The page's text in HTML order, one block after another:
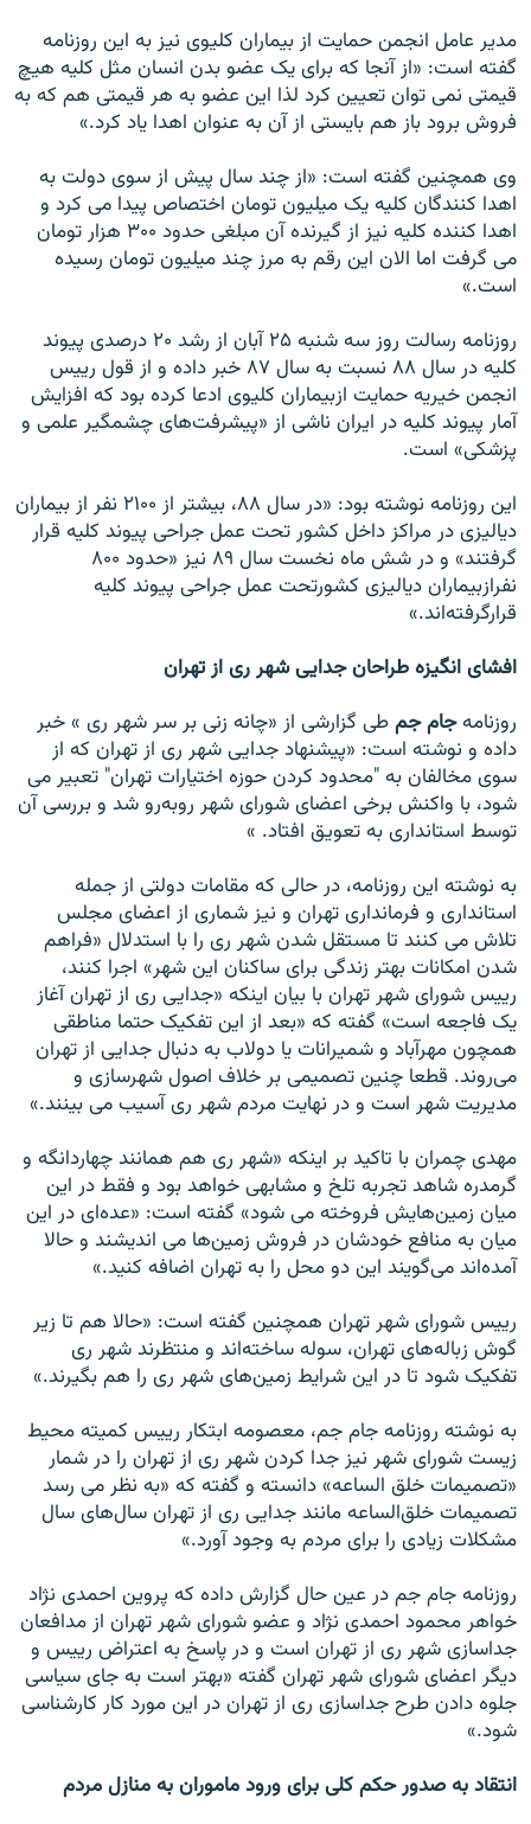
مدير عامل انجمن حمايت از بيماران کليوی نيز به اين روزنامه
گفته است: «از آنجا که برای يک عضو بدن انسان مثل کليه هيچ
قيمتی نمی توان تعيين کرد لذا اين عضو به هر قيمتی هم که به
فروش برود باز هم بايستی از آن به عنوان اهدا ياد کرد.»
وی همچنين گفته است: «از چند سال پيش از سوی دولت به
اهدا کنندگان کليه يک ميليون تومان اختصاص پيدا می کرد و
اهدا کننده کليه نيز از گيرنده آن مبلغی حدود ۳۰۰ هزار تومان
می گرفت اما الان اين رقم به مرز چند ميليون تومان رسيده
است.»
روزنامه رسالت روز سه شنبه ۲۵ آبان از رشد ۲۰ درصدی پيوند
کليه در سال ۸۸ نسبت به سال ۸۷ خبر داده و از قول رييس
انجمن خيريه حمايت ازبيماران کليوی ادعا کرده بود که افزايش
آمار پيوند کليه در ايران ناشی از «پيشرفت‌های چشمگير علمی و
پزشکی» است.
اين روزنامه نوشته بود: «در سال ۸۸، بيشتر از ۲۱۰۰ نفر از بيماران
دياليزی در مراکز داخل کشور تحت عمل جراحی پيوند کليه قرار
گرفتند» و در شش ماه نخست سال ۸۹ نيز «حدود ۸۰۰
نفرازبيماران دياليزی کشورتحت عمل جراحی پيوند کليه
قرارگرفته‌اند.»
افشای انگيزه طراحان جدايی شهر ری از تهران
روزنامهجام جمطی گزارشی از «چانه ‌زنی بر سر شهر ری » خبر
داده و نوشته است: «پيشنهاد جدايی شهر ری از تهران که از
سوی مخالفان به "محدود کردن حوزه اختيارات تهران" تعبير می
شود، با واکنش برخی اعضای شورای شهر روبه‌رو شد و بررسی آن
توسط استانداری به تعويق افتاد. »
به نوشته اين روزنامه، در حالی که مقامات دولتی از جمله
استانداری و فرمانداری تهران و نيز شماری از اعضای مجلس
تلاش می کنند تا مستقل شدن شهر ری را با استدلال «فراهم
شدن امکانات بهتر زندگی برای ساکنان اين شهر» اجرا کنند،
رييس شورای شهر تهران با بيان اينکه «جدايی ری از تهران آغاز
يک فاجعه است» گفته که «بعد از اين تفکيک حتما مناطقی
همچون مهرآباد و شميرانات يا دولاب به دنبال جدايی از تهران
می‌روند. قطعا چنين تصميمی بر خلاف اصول شهرسازی و
مديريت شهر است و در نهايت مردم شهر ری آسيب می ‌بينند.»
مهدی چمران با تاکيد بر اينکه «شهر ری هم همانند چهاردانگه و
گرمدره شاهد تجربه تلخ و مشابهی خواهد بود و فقط در اين
ميان زمين‌هايش فروخته می ‌شود» گفته است: «عده‌ای در اين
ميان به منافع خودشان در فروش زمين‌ها می ‌انديشند و حالا
آمده‌اند می‌گويند اين دو محل را به تهران اضافه کنيد.»
رييس شورای شهر تهران همچنين گفته است: «حالا هم تا زير
گوش زباله‌های تهران، سوله ساخته‌اند و منتظرند شهر ری
تفکيک شود تا در اين شرايط زمين‌های شهر ری را هم بگيرند.»
به نوشته روزنامه جام جم، معصومه ابتکار رييس کميته محيط
زيست شورای شهر نيز جدا کردن شهر ری از تهران را در شمار
«تصميمات خلق الساعه» دانسته و گفته که «به نظر می ‌رسد
تصميمات خلق‌الساعه مانند جدايی ری از تهران سال‌های سال
مشکلات زيادی را برای مردم به وجود ‌آورد.»
روزنامه جام جم در عين حال گزارش داده که پروين احمدی نژاد
خواهر محمود احمدی نژاد و عضو شورای شهر تهران از مدافعان
جداسازی شهر ری از تهران است و در پاسخ به اعتراض رييس و
ديگر اعضای شورای شهر تهران گفته «بهتر است به جای سياسی
جلوه دادن طرح جداسازی ری از تهران در اين مورد کار کارشناسی
شود.»
انتقاد به صدور حکم کلی برای ورود ماموران به منازل مردم